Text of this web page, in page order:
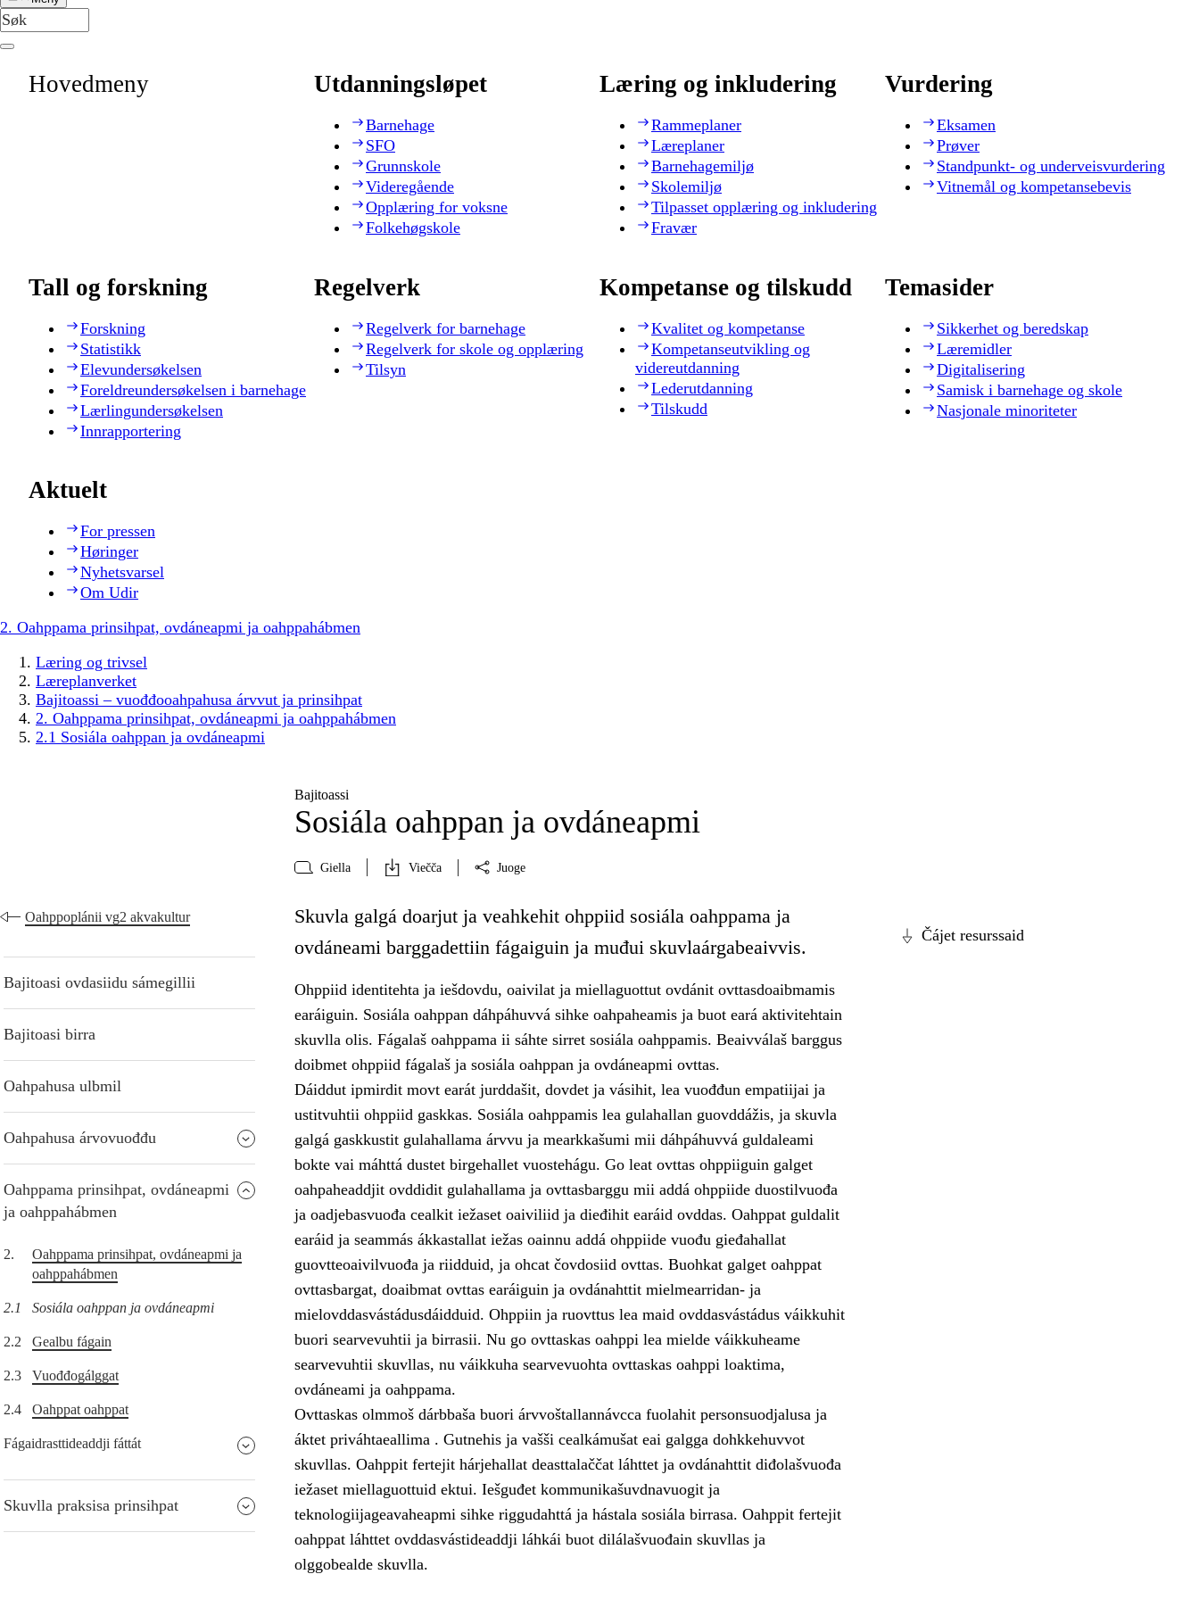
Hovedmeny Utdanningsløpet
Barnehage
SFO
Grunnskole
Videregående
Opplæring for voksne
Folkehøgskole
Læring og inkludering
Rammeplaner
Læreplaner
Barnehagemiljø
Skolemiljø
Tilpasset opplæring og inkludering
Fravær
Vurdering
Eksamen
Prøver
Standpunkt- og underveisvurdering
Vitnemål og kompetansebevis
Tall og forskning
Forskning
Statistikk
Elevundersøkelsen
Foreldreundersøkelsen i barnehage
Lærlingundersøkelsen
Innrapportering
Regelverk
Regelverk for barnehage
Regelverk for skole og opplæring
Tilsyn
Kompetanse og tilskudd
Kvalitet og kompetanse
Kompetanseutvikling og
videreutdanning
Lederutdanning
Tilskudd
Temasider
Sikkerhet og beredskap
Læremidler
Digitalisering
Samisk i barnehage og skole
Nasjonale minoriteter
Aktuelt
For pressen
Høringer
Nyhetsvarsel
Om Udir
2. Oahppama prinsihpat, ovdáneapmi ja oahppahábmen
Læring og trivsel
Læreplanverket
Bajitoassi – vuođđooahpahusa árvvut ja prinsihpat
2. Oahppama prinsihpat, ovdáneapmi ja oahppahábmen
2.1 Sosiála oahppan ja ovdáneapmi
Bajitoassi
Sosiála oahppan ja ovdáneapmi
Giella Viečča Juoge
Oahppoplánii vg2 akvakultur
Bajitoasi ovdasiidu sámegillii
Bajitoasi birra
Oahpahusa ulbmil
Oahpahusa árvovuođđu
Oahppama prinsihpat, ovdáneapmi
ja oahppahábmen
2.
Oahppama prinsihpat, ovdáneapmi ja
oahppahábmen
2.1 Sosiála oahppan ja ovdáneapmi
2.2 Gealbu fágain
2.3 Vuođđogálggat
2.4 Oahppat oahppat
Fágaidrasttideaddji fáttát
Skuvlla praksisa prinsihpat
Čájet resurssaid
Skuvla galgá doarjut ja veahkehit ohppiid sosiála oahppama ja
ovdáneami barggadettiin fágaiguin ja muđui skuvlaárgabeaivvis.
Ohppiid identitehta ja iešdovdu, oaivilat ja miellaguottut ovdánit ovttasdoaibmamis
earáiguin. Sosiála oahppan dáhpáhuvvá sihke oahpaheamis ja buot eará aktivitehtain
skuvlla olis. Fágalaš oahppama ii sáhte sirret sosiála oahppamis. Beaivválaš barggus
doibmet ohppiid fágalaš ja sosiála oahppan ja ovdáneapmi ovttas.
Dáiddut ipmirdit movt earát jurddašit, dovdet ja vásihit, lea vuođđun empatiijai ja
ustitvuhtii ohppiid gaskkas. Sosiála oahppamis lea gulahallan guovddážis, ja skuvla
galgá gaskkustit gulahallama árvvu ja mearkkašumi mii dáhpáhuvvá guldaleami
bokte vai máhttá dustet birgehallet vuostehágu. Go leat ovttas ohppiiguin galget
oahpaheaddjit ovddidit gulahallama ja ovttasbarggu mii addá ohppiide duostilvuođa
ja oadjebasvuođa cealkit iežaset oaiviliid ja dieđihit earáid ovddas. Oahppat guldalit
earáid ja seammás ákkastallat iežas oainnu addá ohppiide vuođu gieđahallat
guovtteoaivilvuođa ja riidduid, ja ohcat čovdosiid ovttas. Buohkat galget oahppat
ovttasbargat, doaibmat ovttas earáiguin ja ovdánahttit mielmearridan- ja
mielovddasvástádusdáidduid. Ohppiin ja ruovttus lea maid ovddasvástádus váikkuhit
buori searvevuhtii ja birrasii. Nu go ovttaskas oahppi lea mielde váikkuheame
searvevuhtii skuvllas, nu váikkuha searvevuohta ovttaskas oahppi loaktima,
ovdáneami ja oahppama.
Ovttaskas olmmoš dárbbaša buori árvvoštallannávcca fuolahit personsuodjalusa ja
áktet priváhtaeallima . Gutnehis ja vašši cealkámušat eai galgga dohkkehuvvot
skuvllas. Oahppit fertejit hárjehallat deasttalaččat láhttet ja ovdánahttit diđolašvuođa
iežaset miellaguottuid ektui. Iešguđet kommunikašuvdnavuogit ja
teknologiijageavaheapmi sihke riggudahttá ja hástala sosiála birrasa. Oahppit fertejit
oahppat láhttet ovddasvástideaddji láhkái buot dilálašvuođain skuvllas ja
olggobealde skuvlla.